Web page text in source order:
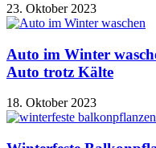
23. Oktober 2023
Auto im Winter
Auto trotz Kälte
18. Oktober 2023